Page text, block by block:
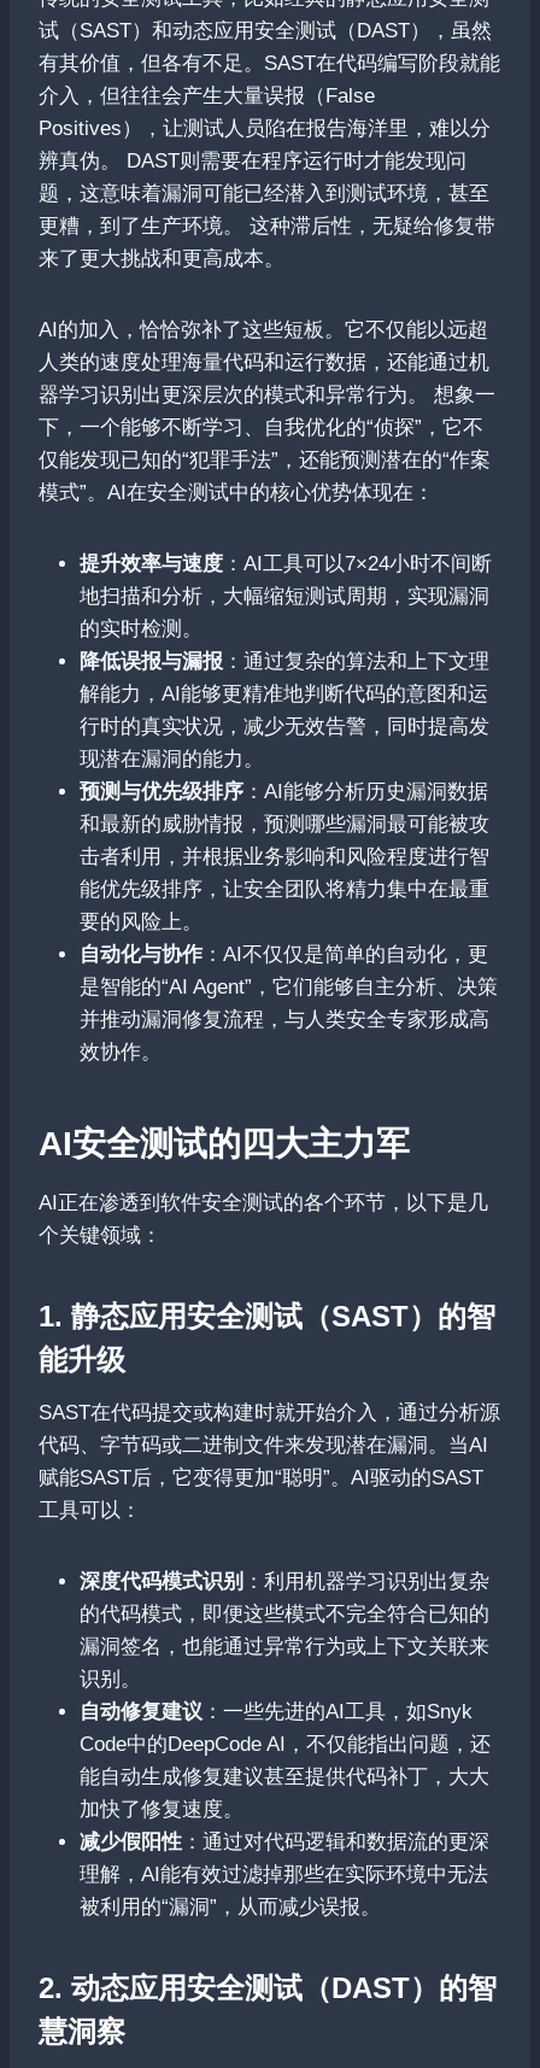
试（SAST）和动态应用安全测试（DAST），虽然
有其价值，但各有不足。SAST在代码编写阶段就能
介入，但往往会产生大量误报（False
Positives），让测试人员陷在报告海洋里，难以分
辨真伪。 DAST则需要在程序运行时才能发现问
题，这意味着漏洞可能已经潜入到测试环境，甚至
更糟，到了生产环境。 这种滞后性，无疑给修复带
来了更大挑战和更高成本。
AI的加入，恰恰弥补了这些短板。它不仅能以远超
人类的速度处理海量代码和运行数据，还能通过机
器学习识别出更深层次的模式和异常行为。 想象一
下，一个能够不断学习、自我优化的“侦探”，它不
仅能发现已知的“犯罪手法”，还能预测潜在的“作案
模式”。AI在安全测试中的核心优势体现在：
提升效率与速度 ：AI工具可以7×24小时不间断
地扫描和分析，大幅缩短测试周期，实现漏洞
的实时检测。
降低误报与漏报 ：通过复杂的算法和上下文理
解能力，AI能够更精准地判断代码的意图和运
行时的真实状况，减少无效告警，同时提高发
现潜在漏洞的能力。
预测与优先级排序 ：AI能够分析历史漏洞数据
和最新的威胁情报，预测哪些漏洞最可能被攻
击者利用，并根据业务影响和风险程度进行智
能优先级排序，让安全团队将精力集中在最重
要的风险上。
自动化与协作 ：AI不仅仅是简单的自动化，更
是智能的“AI Agent”，它们能够自主分析、决策
并推动漏洞修复流程，与人类安全专家形成高
效协作。
AI安全测试的四大主力军
AI正在渗透到软件安全测试的各个环节，以下是几
个关键领域：
1. 静态应用安全测试（SAST）的智
能升级
SAST在代码提交或构建时就开始介入，通过分析源
代码、字节码或二进制文件来发现潜在漏洞。当AI
赋能SAST后，它变得更加“聪明”。AI驱动的SAST
工具可以：
深度代码模式识别 ：利用机器学习识别出复杂
的代码模式，即便这些模式不完全符合已知的
漏洞签名，也能通过异常行为或上下文关联来
识别。
自动修复建议 ：一些先进的AI工具，如Snyk
Code中的DeepCode AI，不仅能指出问题，还
能自动生成修复建议甚至提供代码补丁，大大
加快了修复速度。
减少假阳性 ：通过对代码逻辑和数据流的更深
理解，AI能有效过滤掉那些在实际环境中无法
被利用的“漏洞”，从而减少误报。
2. 动态应用安全测试（DAST）的智
慧洞察